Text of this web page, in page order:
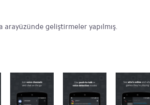
geliştirmeler yapılmış.